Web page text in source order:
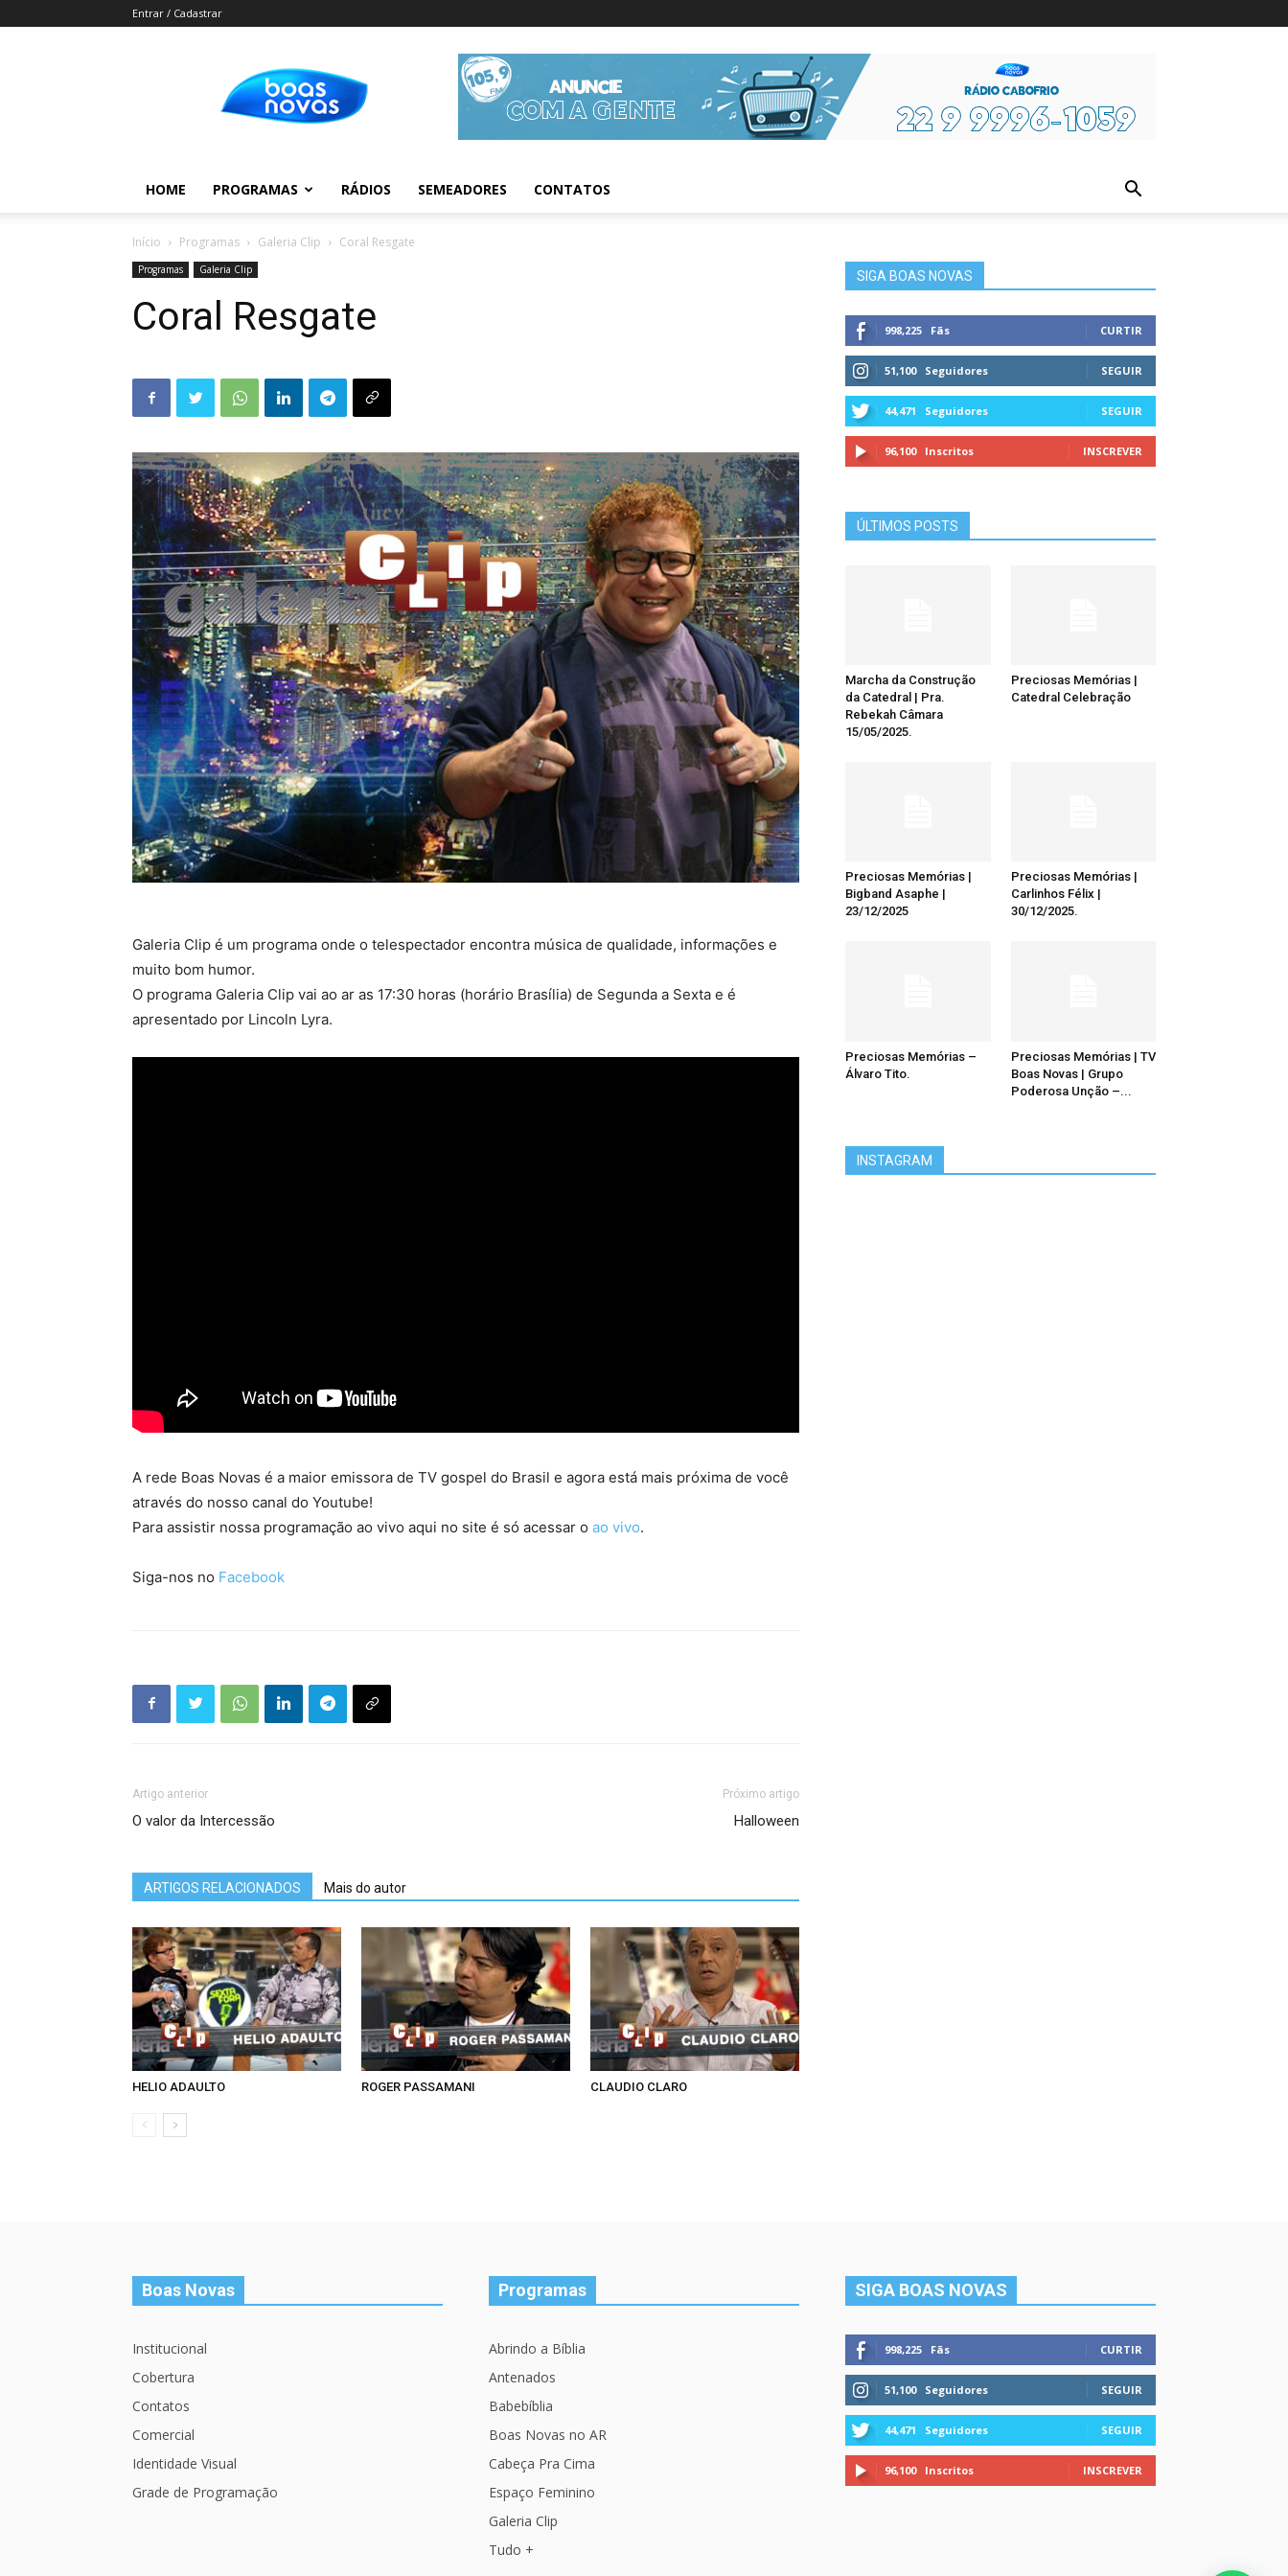
Entrar / Cadastrar
Novas
Informações da Figura
HOME PROGRAMAS RÁDIOS SEMEADORES CONTATOS
Início Programas Galeria Clip Coral Resgate
Programas Galeria Clip
Coral Resgate
Galeria Clip é um programa onde o telespectador encontra música de qualidade, informações e
muito bom humor.
O programa Galeria Clip vai ao ar as 17:30 horas (horário Brasília) de Segunda a Sexta e é
apresentado por Lincoln Lyra.
A rede Boas Novas é a maior emissora de TV gospel do Brasil e agora está mais próxima de você
através do nosso canal do Youtube!
Para assistir nossa programação ao vivo aqui no site é só acessar o ao vivo.
Siga-nos no Facebook
Artigo anterior
O valor da Intercessão
Próximo artigo
Halloween
ARTIGOS RELACIONADOS Mais do autor
HELIO ADAULTO ROGER PASSAMANI CLAUDIO CLARO
SIGA BOAS NOVAS
998,225 Fãs CURTIR
51,100 Seguidores SEGUIR
44,471 Seguidores SEGUIR
96,100 Inscritos INSCREVER
ÚLTIMOS POSTS
Marcha da Construção
da Catedral | Pra.
Rebekah Câmara
15/05/2025.
Preciosas Memórias |
Catedral Celebração
Preciosas Memórias |
Bigband Asaphe |
23/12/2025
Preciosas Memórias |
Carlinhos Félix |
30/12/2025.
Preciosas Memórias –
Álvaro Tito.
Preciosas Memórias | TV
Boas Novas | Grupo
Poderosa Unção –...
INSTAGRAM
Boas Novas
Institucional
Cobertura
Contatos
Comercial
Identidade Visual
Grade de Programação
Programas
Abrindo a Bíblia
Antenados
Babebíblia
Boas Novas no AR
Cabeça Pra Cima
Espaço Feminino
Galeria Clip
Tudo +
SIGA BOAS NOVAS
998,225 Fãs CURTIR
51,100 Seguidores SEGUIR
44,471 Seguidores SEGUIR
96,100 Inscritos INSCREVER